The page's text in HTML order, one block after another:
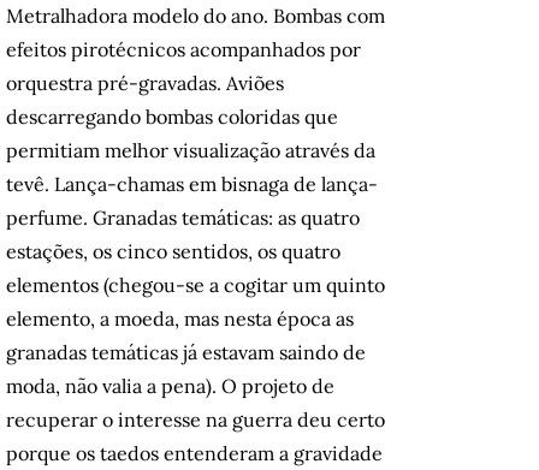
Metralhadora modelo do ano. Bombas com
efeitos pirotécnicos acompanhados por
orquestra pré-gravadas. Aviões
descarregando bombas coloridas que
permitiam melhor visualização através da
tevê. Lança-chamas em bisnaga de lança-
perfume. Granadas temáticas: as quatro
estações, os cinco sentidos, os quatro
elementos (chegou-se a cogitar um quinto
elemento, a moeda, mas nesta época as
granadas temáticas já estavam saindo de
moda, não valia a pena). O projeto de
recuperar o interesse na guerra deu certo
porque os taedos entenderam a gravidade